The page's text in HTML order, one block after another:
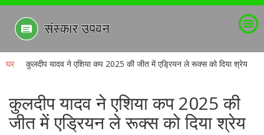
घर कुलदीप यादव ने एशिया कप 2025 की जीत में एड्रियन ले रूक्स को दिया श्रेय
कुलदीप यादव ने एशिया कप 2025 की
जीत में एड्रियन ले रूक्स को दिया श्रेय